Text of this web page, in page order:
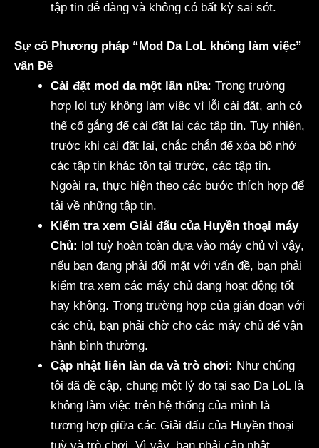
tập tin dễ dàng và không có bất kỳ sai sót.
Sự cố Phương pháp “Mod Da LoL không làm việc”
vấn Đề
Cài đặt mod da một lần nữa: Trong trường
hợp lol tuỳ không làm việc vì lỗi cài đặt, anh có
thể cố gắng để cài đặt lại các tập tin. Tuy nhiên,
trước khi cài đặt lại, chắc chắn để xóa bộ nhớ
các tập tin khác tồn tại trước, các tập tin.
Ngoài ra, thực hiện theo các bước thích hợp để
tải về những tập tin.
Kiểm tra xem Giải đấu của Huyền thoại máy
Chủ: lol tuỳ hoàn toàn dựa vào máy chủ vì vậy,
nếu bạn đang phải đối mặt với vấn đề, bạn phải
kiểm tra xem các máy chủ đang hoạt động tốt
hay không. Trong trường hợp của gián đoạn với
các chủ, bạn phải chờ cho các máy chủ để vận
hành bình thường.
Cập nhật liên làn da và trò chơi: Như chúng
tôi đã đề cập, chung một lý do tại sao Da LoL là
không làm việc trên hệ thống của mình là
tương hợp giữa các Giải đấu của Huyền thoại